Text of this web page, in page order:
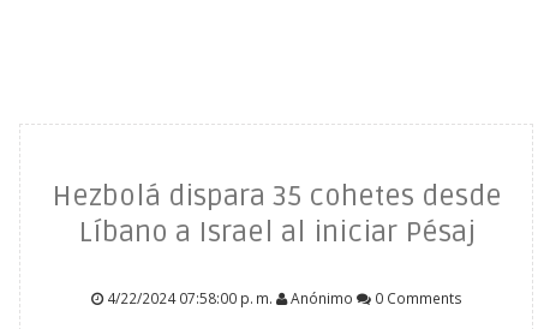
Hezbolá dispara 35 cohetes desde
Líbano a Israel al iniciar Pésaj
4/22/2024 07:58:00 p. m. Anónimo 0 Comments